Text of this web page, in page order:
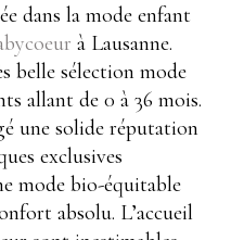
dans la mode enfant
à Lausanne.
belle sélection mode
allant de 0 à 36 mois.
une solide réputation
exclusives
mode bio-équitable
absolu. L’accueil